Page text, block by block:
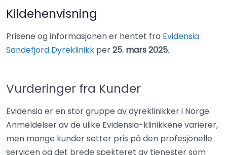
Kildehenvisning
Prisene og informasjonen er hentet fra Evidensia
Sandefjord Dyreklinikk per25. mars 2025.
Vurderinger fra Kunder
Evidensia er en stor gruppe av dyreklinikker i Norge.
Anmeldelser av de ulike Evidensia-klinikkene varierer,
men mange kunder setter pris på den profesjonelle
servicen og det brede spekteret av tjenester som